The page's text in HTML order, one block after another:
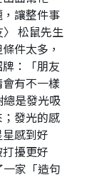
讓整件事
松鼠先生
件太多，
：「朋友
有不一樣
總是發光吸
發光的感
感到好
擾更好
家「造句